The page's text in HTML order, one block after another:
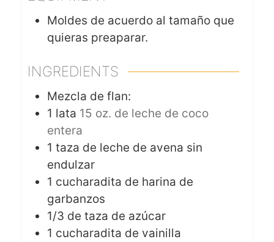
Moldes de acuerdo al tamaño que
quieras preaparar.
INGREDIENTS
Mezcla de flan:
1 lata 15 oz. de leche de coco
entera
1 taza de leche de avena sin
endulzar
1 cucharadita de harina de
garbanzos
1/3 de taza de azúcar
1 cucharadita de vainilla